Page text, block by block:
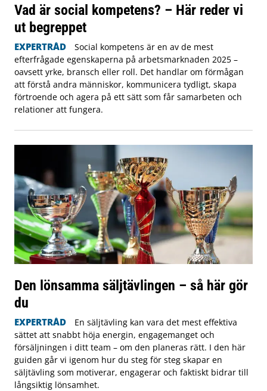
Vad är social kompetens? – Här reder vi
ut begreppet
EXPERTRÅD
Social kompetens är en av de mest
efterfrågade egenskaperna på arbetsmarknaden 2025 –
oavsett yrke, bransch eller roll. Det handlar om förmågan
att förstå andra människor, kommunicera tydligt, skapa
förtroende och agera på ett sätt som får samarbeten och
relationer att fungera.
Den lönsamma säljtävlingen – så här gör
du
EXPERTRÅD
En säljtävling kan vara det mest effektiva
sättet att snabbt höja energin, engagemanget och
försäljningen i ditt team – om den planeras rätt. I den här
guiden går vi igenom hur du steg för steg skapar en
säljtävling som motiverar, engagerar och faktiskt bidrar till
långsiktig lönsamhet.